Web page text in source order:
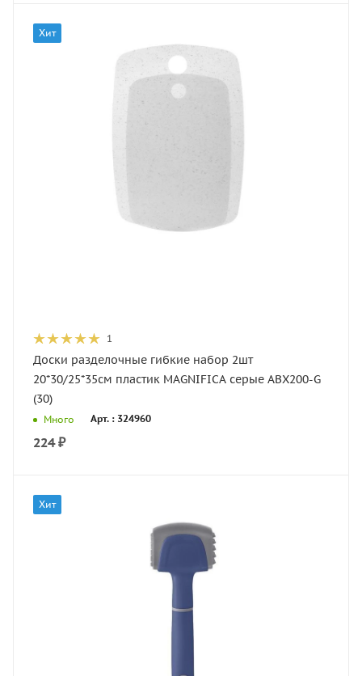
Хит
1
Доски разделочные гибкие набор 2шт
20*30/25*35см пластик MAGNIFICA серые ABX200-G
(30)
Много Арт. : 324960
224₽
Хит